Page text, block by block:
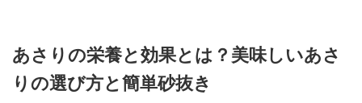
あさりの栄養と効果とは？美味しいあさ
りの選び方と簡単砂抜き